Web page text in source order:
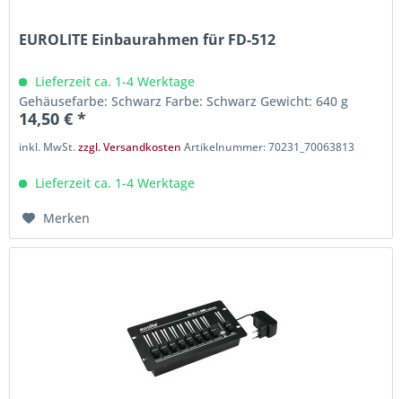
EUROLITE Einbaurahmen für FD-512
Lieferzeit ca. 1-4 Werktage
Gehäusefarbe: Schwarz Farbe: Schwarz Gewicht: 640 g
14,50 € *
inkl. MwSt.zzgl. Versandkosten Artikelnummer: 70231_70063813
Lieferzeit ca. 1-4 Werktage
Merken